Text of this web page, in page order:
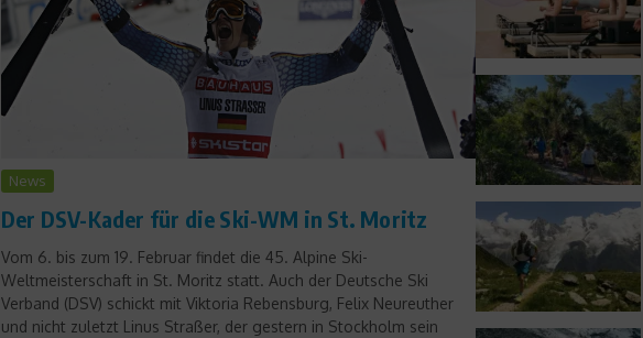
News
Der DSV-Kader für die Ski-WM in St. Moritz
Vom 6. bis zum 19. Februar findet die 45. Alpine Ski-
Weltmeisterschaft in St. Moritz statt. Auch der Deutsche Ski
Verband (DSV) schickt mit Viktoria Rebensburg, Felix Neureuther
und nicht zuletzt Linus Straßer, der gestern in Stockholm sein